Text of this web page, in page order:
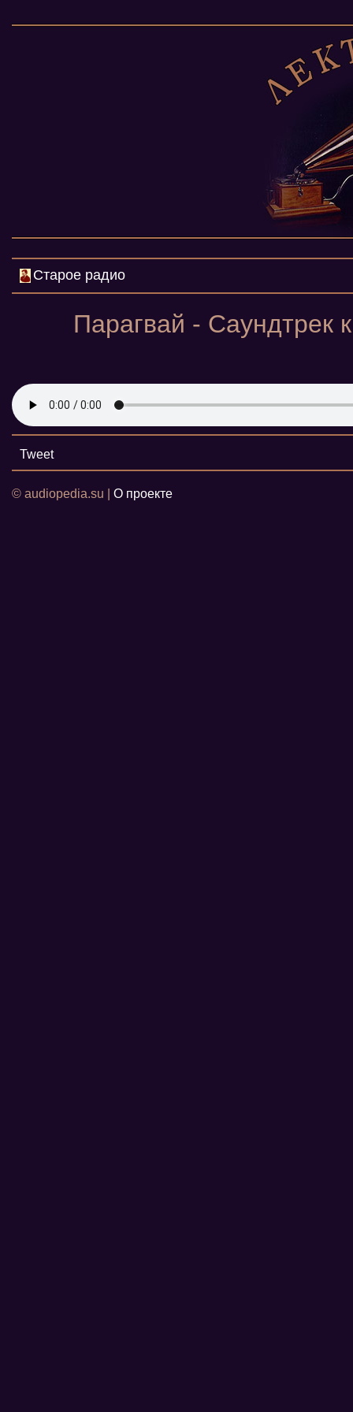
Старое радио
Парагвай - Саундтрек
Tweet
© audiopedia.su | О проекте